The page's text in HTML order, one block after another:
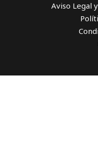
Aviso Legal